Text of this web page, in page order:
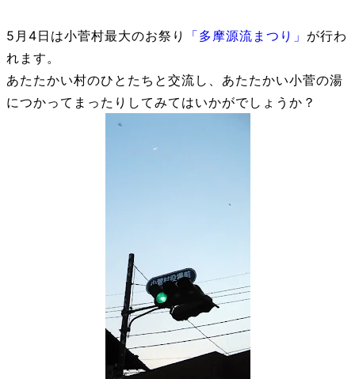
5月4日は小菅村最大のお祭り 「多摩源流まつり」 が行わ
れます。
あたたかい村のひとたちと交流し、あたたかい小菅の湯
につかってまったりしてみてはいかがでしょうか？